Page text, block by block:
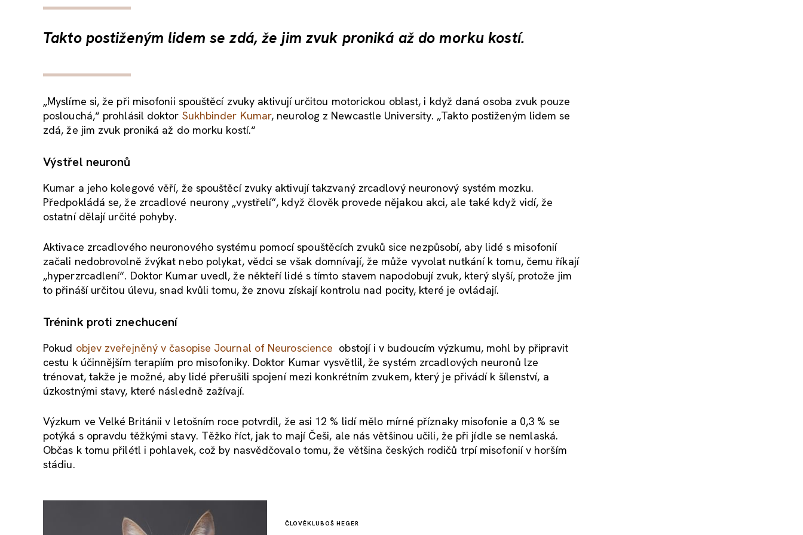
Takto postiženým lidem se zdá, že jim zvuk proniká až do morku kostí.
„Myslíme si, že při misofonii spouštěcí zvuky aktivují určitou motorickou oblast, i když daná osoba zvuk pouze
poslouchá,“ prohlásil doktor Sukhbinder Kumar, neurolog z Newcastle University. „Takto postiženým lidem se
zdá, že jim zvuk proniká až do morku kostí.“
Výstřel neuronů
Kumar a jeho kolegové věří, že spouštěcí zvuky aktivují takzvaný zrcadlový neuronový systém mozku.
Předpokládá se, že zrcadlové neurony „vystřelí“, když člověk provede nějakou akci, ale také když vidí, že
ostatní dělají určité pohyby.
Aktivace zrcadlového neuronového systému pomocí spouštěcích zvuků sice nezpůsobí, aby lidé s misofonií
začali nedobrovolně žvýkat nebo polykat, vědci se však domnívají, že může vyvolat nutkání k tomu, čemu říkají
„hyperzrcadlení“. Doktor Kumar uvedl, že někteří lidé s tímto stavem napodobují zvuk, který slyší, protože jim
to přináší určitou úlevu, snad kvůli tomu, že znovu získají kontrolu nad pocity, které je ovládají.
Trénink proti znechucení
Pokud objev zveřejněný v časopise Journal of Neuroscience obstojí i v budoucím výzkumu, mohl by připravit
cestu k účinnějším terapiím pro misofoniky. Doktor Kumar vysvětlil, že systém zrcadlových neuronů lze
trénovat, takže je možné, aby lidé přerušili spojení mezi konkrétním zvukem, který je přivádí k šílenství, a
úzkostnými stavy, které následně zažívají.
Výzkum ve Velké Británii v letošním roce potvrdil, že asi 12 % lidí mělo mírné příznaky misofonie a 0,3 % se
potýká s opravdu těžkými stavy. Těžko říct, jak to mají Češi, ale nás většinou učili, že při jídle se nemlaská.
Občas k tomu přilétl i pohlavek, což by nasvědčovalo tomu, že většina českých rodičů trpí misofonií v horším
stádiu.
ČLOVĚKLUBOŠ HEGER